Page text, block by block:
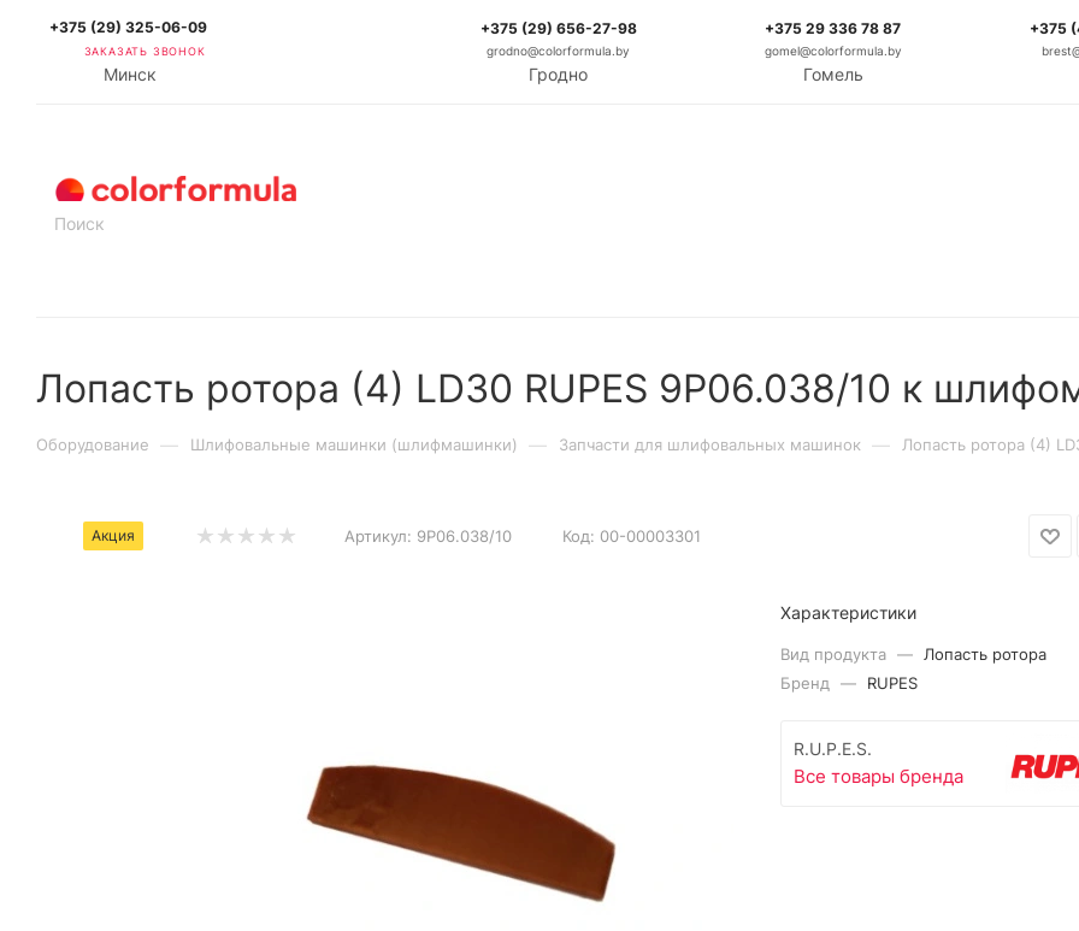
+375 (29) 325-06-09
ЗАКАЗАТЬ ЗВОНОК
Минск
+375 (29) 656-27-98
grodno@colorformula.by
Гродно
+375 29 336 78 87
gomel@colorformula.by
Гомель
+375
Лопасть ротора (4) LD30 RUPES 9P06.038/10 к
Оборудование — Шлифовальные машинки (шлифмашинки) — Запчасти для шлифовальных машинок — Лопасть ротора (4)
Акция Артикул: 9P06.038/10 Код: 00-00003301
Характеристики
Вид продукта —
Лопасть ротора
Бренд
— RUPES
R.U.P.E.S.
Все товары бренда